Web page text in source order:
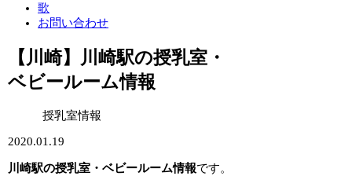
歌
お問い合わせ
【川崎】川崎駅の授乳室・
ベビールーム情報
授乳室情報
2020.01.19
川崎駅の授乳室・ベビールーム情報です。